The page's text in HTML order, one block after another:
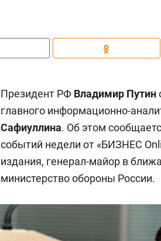
Президент РФ Владимир Путин
главного информационно-
Сафиуллина. Об этом
событий недели от «БИЗНЕС
издания, генерал-майор в
министерство обороны России.